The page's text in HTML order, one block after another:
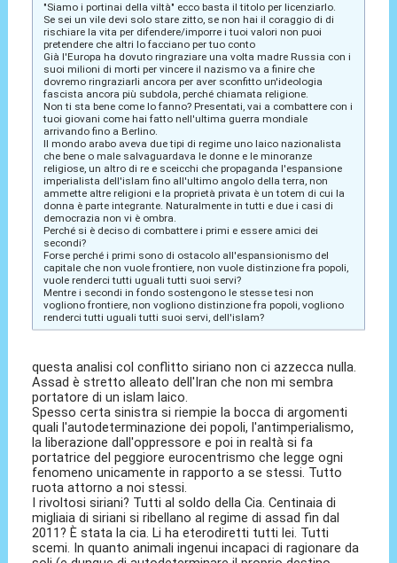
"Siamo i portinai della viltà" ecco basta il titolo per licenziarlo.
Se sei un vile devi solo stare zitto, se non hai il coraggio di di
rischiare la vita per difendere/imporre i tuoi valori non puoi
pretendere che altri lo facciano per tuo conto
Già l'Europa ha dovuto ringraziare una volta madre Russia con i
suoi milioni di morti per vincere il nazismo va a finire che
dovremo ringraziarli ancora per aver sconfitto un'ideologia
fascista ancora più subdola, perché chiamata religione.
Non ti sta bene come lo fanno? Presentati, vai a combattere con i
tuoi giovani come hai fatto nell'ultima guerra mondiale
arrivando fino a Berlino.
Il mondo arabo aveva due tipi di regime uno laico nazionalista
che bene o male salvaguardava le donne e le minoranze
religiose, un altro di re e sceicchi che propaganda l'espansione
imperialista dell'islam fino all'ultimo angolo della terra, non
ammette altre religioni e la proprietà privata è un totem di cui la
donna è parte integrante. Naturalmente in tutti e due i casi di
democrazia non vi è ombra.
Perché si è deciso di combattere i primi e essere amici dei
secondi?
Forse perché i primi sono di ostacolo all'espansionismo del
capitale che non vuole frontiere, non vuole distinzione fra popoli,
vuole renderci tutti uguali tutti suoi servi?
Mentre i secondi in fondo sostengono le stesse tesi non
vogliono frontiere, non vogliono distinzione fra popoli, vogliono
renderci tutti uguali tutti suoi servi, dell'islam?
questa analisi col conflitto siriano non ci azzecca nulla.
Assad è stretto alleato dell'Iran che non mi sembra
portatore di un islam laico.
Spesso certa sinistra si riempie la bocca di argomenti
quali l'autodeterminazione dei popoli, l'antimperialismo,
la liberazione dall'oppressore e poi in realtà si fa
portatrice del peggiore eurocentrismo che legge ogni
fenomeno unicamente in rapporto a se stessi. Tutto
ruota attorno a noi stessi.
I rivoltosi siriani? Tutti al soldo della Cia. Centinaia di
migliaia di siriani si ribellano al regime di assad fin dal
2011? È stata la cia. Li ha eterodiretti tutti lei. Tutti
scemi. In quanto animali ingenui incapaci di ragionare da